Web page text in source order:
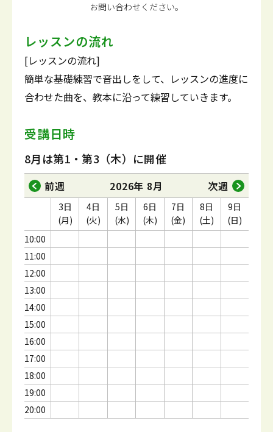
お問い合わせください。
レッスンの流れ
[レッスンの流れ]
簡単な基礎練習で音出しをして、レッスンの進度に
合わせた曲を、教本に沿って練習していきます。
受講日時
8月は第1・第3（木）に開催
前週 2026年 8月 次週
10:00
11:00
12:00
13:00
14:00
15:00
16:00
17:00
18:00
19:00
20:00
3日
(月)
4日
(火)
5日
(水)
6日
(木)
7日
(金)
8日
(土)
9日
(日)